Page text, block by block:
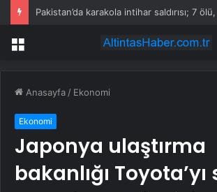
Pakistan’da karakola intihar saldırısı; 7 ölü,
Menü
Anasayfa / Ekonomi
Ekonomi
Japonya ulaştırma
bakanlığı